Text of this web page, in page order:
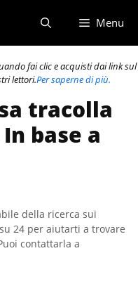
Menu
fai clic e acquisti dai link sul
lettori.Per saperne di più.
tracolla
base a
della ricerca sui
24 per aiutarti a trovare
contattarla a